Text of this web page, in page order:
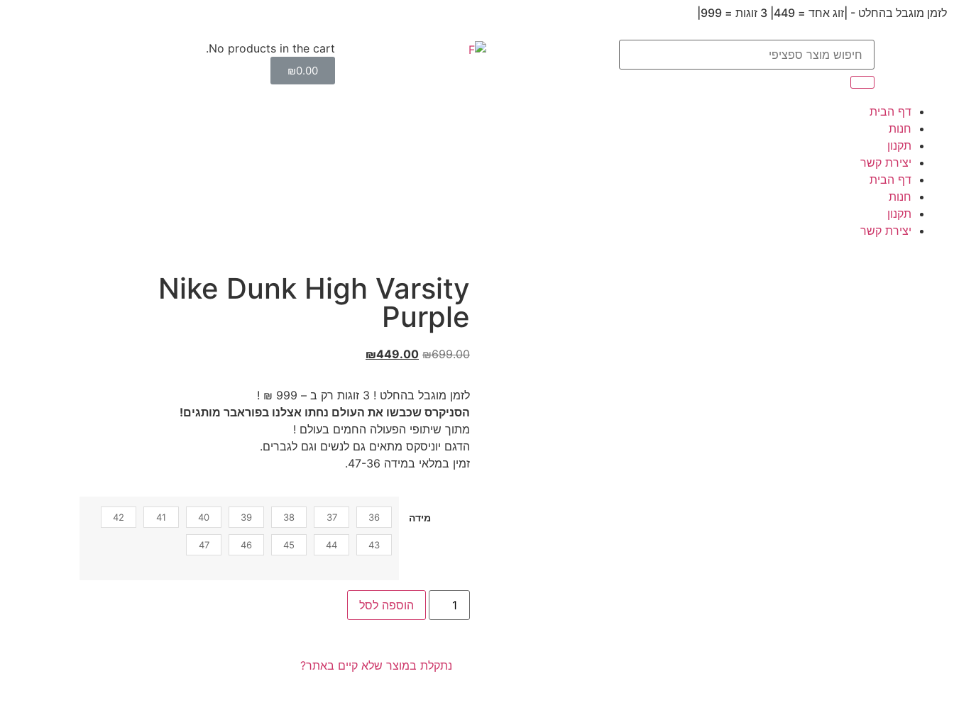
לזמן מוגבל בהחלט - |זוג אחד = 449| 3 זוגות = 999|
No products in the cart.
₪0.00
דף הבית
חנות
תקנון
יצירת קשר
דף הבית
חנות
תקנון
יצירת קשר
Nike Dunk High Varsity
Purple
₪699.00
₪449.00
לזמן מוגבל בהחלט ! 3 זוגות רק ב – 999 ₪ !
הסניקרס שכבשו את העולם נחתו אצלנו בפוראבר מותגים!
מתוך שיתופי הפעולה החמים בעולם !
הדגם יוניסקס מתאים גם לנשים וגם לגברים.
זמין במלאי במידה 47-36.
מידה 36
37
38
39
40
41
42
43
44
45
46
47
הוספה לסל
נתקלת במוצר שלא קיים באתר?